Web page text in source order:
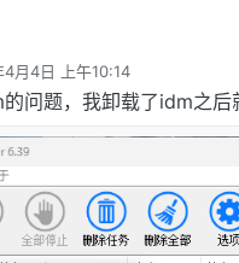
月4日 上午10:14
问题，我卸载了idm之